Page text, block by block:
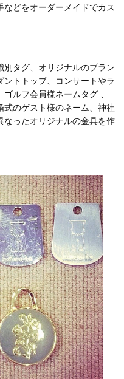
どをオーダーメイドでカス
別タグ、オリジナルのブラン
ントトップ、コンサートやラ
ルフ会員様ネームタグ 、
のゲスト様のネーム、神社
なったオリジナルの金具を作